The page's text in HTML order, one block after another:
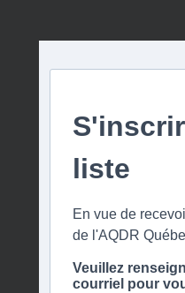
liste
En vue de
de l'AQDR
Veuillez
courriel pour